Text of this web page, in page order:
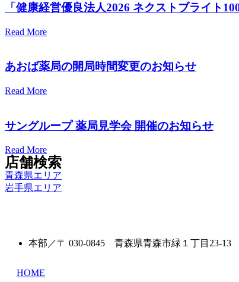
「健康経営優良法人2026 ネクストブライト
Read More
あおば薬局の開局時間変更のお知らせ
Read More
サングループ 薬局見学会 開催のお知らせ
Read More
店舗検索
青森県エリア
岩手県エリア
本部／〒 030-0845 青森県青森市緑１丁目23-13
HOME